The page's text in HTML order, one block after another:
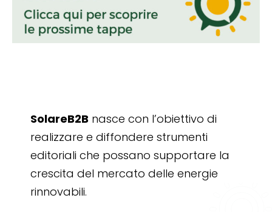
SolareB2B nasce con l’obiettivo di
realizzare e diffondere strumenti
editoriali che possano supportare la
crescita del mercato delle energie
rinnovabili.